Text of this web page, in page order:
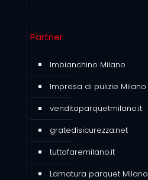
Partner
Imbianchino Milano
Impresa di pulizie Milano
venditaparquetmilano.it
gratedisicurezza.net
tuttofaremilano.it
Lamatura parquet Milano